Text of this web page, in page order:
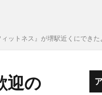
ットネス』が堺駅近くにできた
迎の